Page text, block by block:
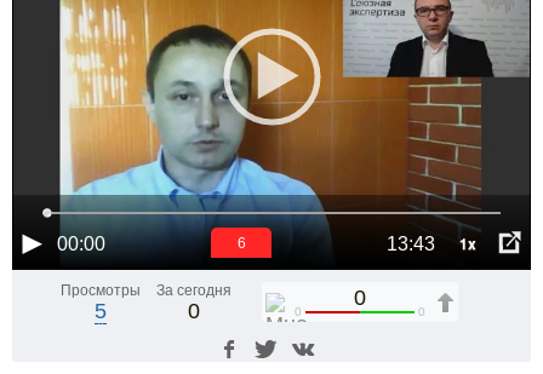
00:00 13:43 1x
5
Просмотры
5
За сегодня
0
0
0 0